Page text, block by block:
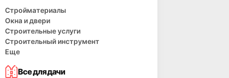
Стройматериалы
Окна и двери
Строительные услуги
Строительный инструмент
Еще
Все для дачи